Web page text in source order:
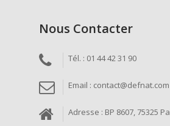
Nous Contacter
Tél. : 01 44 42 31 90
Email : contact@defnat.com
Adresse : BP 8607, 75325